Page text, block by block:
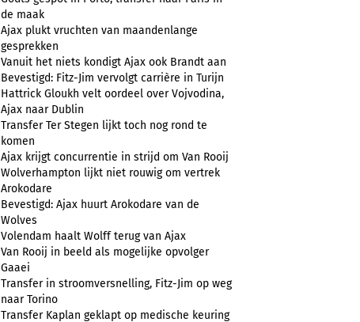
de maak
Ajax plukt vruchten van maandenlange
gesprekken
Vanuit het niets kondigt Ajax ook Brandt aan
Bevestigd: Fitz-Jim vervolgt carrière in Turijn
Hattrick Gloukh velt oordeel over Vojvodina,
Ajax naar Dublin
Transfer Ter Stegen lijkt toch nog rond te
komen
Ajax krijgt concurrentie in strijd om Van Rooij
Wolverhampton lijkt niet rouwig om vertrek
Arokodare
Bevestigd: Ajax huurt Arokodare van de
Wolves
Volendam haalt Wolff terug van Ajax
Van Rooij in beeld als mogelijke opvolger
Gaaei
Transfer in stroomversnelling, Fitz-Jim op weg
naar Torino
Transfer Kaplan geklapt op medische keuring